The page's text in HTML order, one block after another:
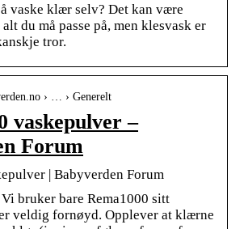
vaske klær selv? Det kan være
du må passe på, men klesvask er
tror.
› … › Generelt
vaskepulver –
Forum
| Babyverden Forum
bruker bare Rema1000 sitt
veldig fornøyd. Opplever at klærne